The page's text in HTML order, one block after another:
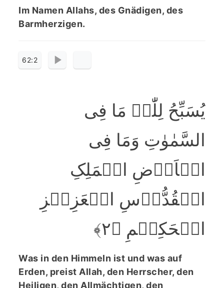
Im Namen Allahs, des Gnädigen, des
Barmherzigen.
62:2
یُسَبِّحُ لِلّٰہِ مَا فِی
السَّمٰوٰتِ وَمَا فِی
الۡاَرۡضِ الۡمَلِکِ
الۡقُدُّوۡسِ الۡعَزِیۡزِ
الۡحَکِیۡمِ ﴿۲﴾
Was in den Himmeln ist und was auf
Erden, preist Allah, den Herrscher, den
Heiligen, den Allmächtigen, den